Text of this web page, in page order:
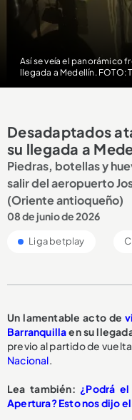
Así se veía el panorámico
llegada a Medellín. FOTO:
Desadaptados
su llegada a
Piedras, botellas y
salir del aeropuerto
(Oriente antioqueño)
08 de junio de 2026
Liga betplay
Un lamentable acto de
Barranquillaen su
previo al partido de
Nacional
Lea también: ¿Podrá
Apertura? Esto nos dijo